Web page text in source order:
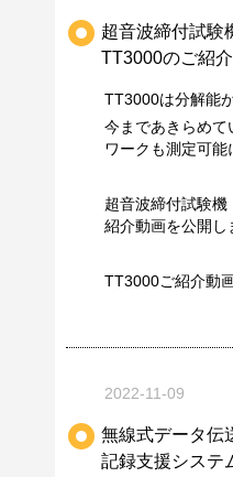
超音波締付試験
TT3000のご紹
TT3000は分解能
今まであきらめて
ワークも測定可能
超音波締付試験
紹介動画を公開し
TT3000ご紹介動
2022-11-09
無線式データ伝
記録支援システ